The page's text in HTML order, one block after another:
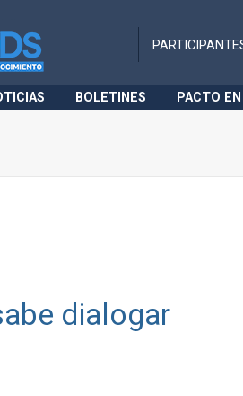
BOLETINES PACTO
dialogar